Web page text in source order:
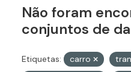
Não foram
conjuntos de
Etiquetas: carro